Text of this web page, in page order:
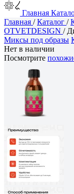
Главная
Главная /Каталог /
OTVETDESIGN /
Миксы под образы
Нет в наличии
Посмотрите